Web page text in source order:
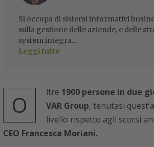
Si occupa di sistemi informativi
sulla gestione delle aziende, e delle
system integra...
Leggi tutto
O ltre 1900 persone in due
VAR Group, tenutasi
livello rispetto agli scorsi
CEO Francesca Moriani.